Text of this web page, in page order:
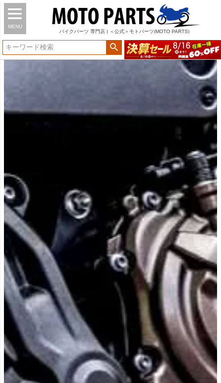
MENU
バイク パーツ 専門店 | ＜公式＞モトパーツ(MOTO PARTS)